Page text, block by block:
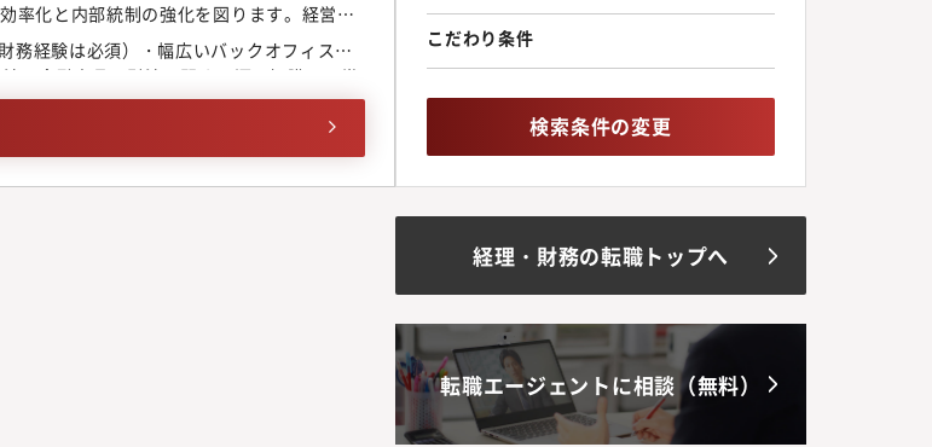
率化と内部統制の強化を図ります。経営層
の成功に貢献していただきます。IPO準
務など）の統括とマネジメント内部統制シ
経営層へのレポーティング開示書類（有価
理、財務戦略の立案・実行労務管理、コン
務経験は必須）・幅広いバックオフィス業
、金融商品取引法に関する深い知識・日常
ニケーションのため）
こだわり条件
検索条件の変更
経理・財務の転職トップへ
転職エージェントに相談（無料）